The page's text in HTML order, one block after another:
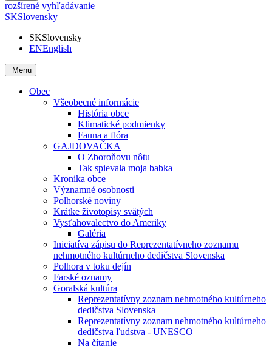
rozšírené vyhľadávanie
SKSlovensky
SKSlovensky
ENEnglish
Menu
Obec
Všeobecné informácie
História obce
Klimatické podmienky
Fauna a flóra
GAJDOVAČKA
O Zboroňovu nôtu
Tak spievala moja babka
Kronika obce
Významné osobnosti
Polhorské noviny
Krátke životopisy svätých
Vysťahovalectvo do Ameriky
Galéria
Iniciatíva zápisu do Reprezentatívneho zoznamu
nehmotného kultúrneho dedičstva Slovenska
Polhora v toku dejín
Farské oznamy
Goralská kultúra
Reprezentatívny zoznam nehmotného kultúrneho
dedičstva Slovenska
Reprezentatívny zoznam nehmotného kultúrneho
dedičstva ľudstva - UNESCO
Na čítanie